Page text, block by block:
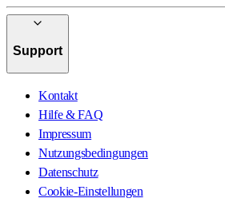
Support
Kontakt
Hilfe & FAQ
Impressum
Nutzungsbedingungen
Datenschutz
Cookie-Einstellungen